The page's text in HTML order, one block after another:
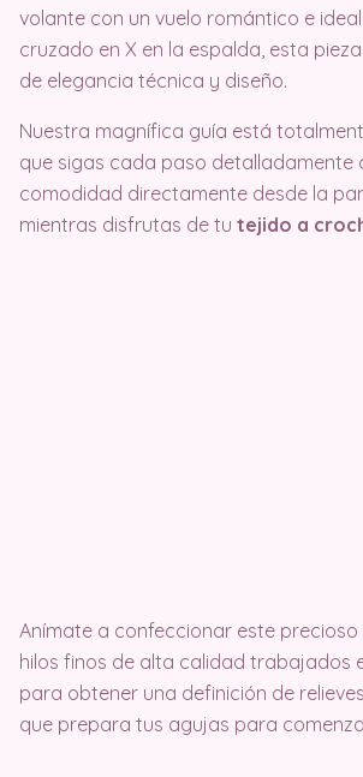
volante con un vuelo romántico e
cruzado en X en la espalda, esta
de elegancia técnica y diseño.
Nuestra magnífica guía está
que sigas cada paso detalladamente
comodidad directamente desde la
mientras disfrutas de tu tejido a
Anímate a confeccionar este
hilos finos de alta calidad trabajados
para obtener una definición de
que prepara tus agujas para